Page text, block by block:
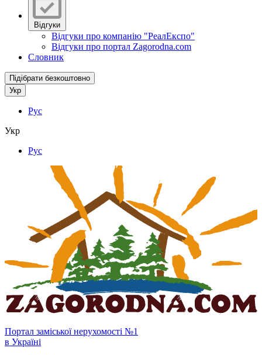
Відгуки
Відгуки про компанію "РеалЕкспо"
Відгуки про портал Zagorodna.com
Словник
Підібрати безкоштовно
Укр
Рус
Укр
Рус
Портал заміської нерухомості №1
в Україні